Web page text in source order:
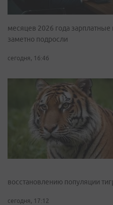
месяцев 2026 года
заметно подросли
сегодня, 16:46
восстановлению популяции
сегодня, 17:12